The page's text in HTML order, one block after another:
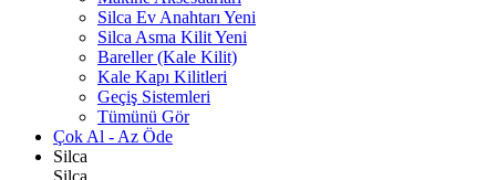
Silca Ev Anahtarı Yeni
Silca Asma KilitYeni
Bareller (Kale Kilit)
Kale Kapı Kilitleri
Geçiş Sistemleri
Tümünü Gör
Çok Al - Az Öde
Silca
Silca